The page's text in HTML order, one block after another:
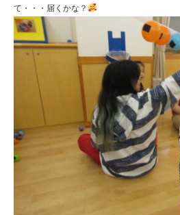
て・・・届くかな？